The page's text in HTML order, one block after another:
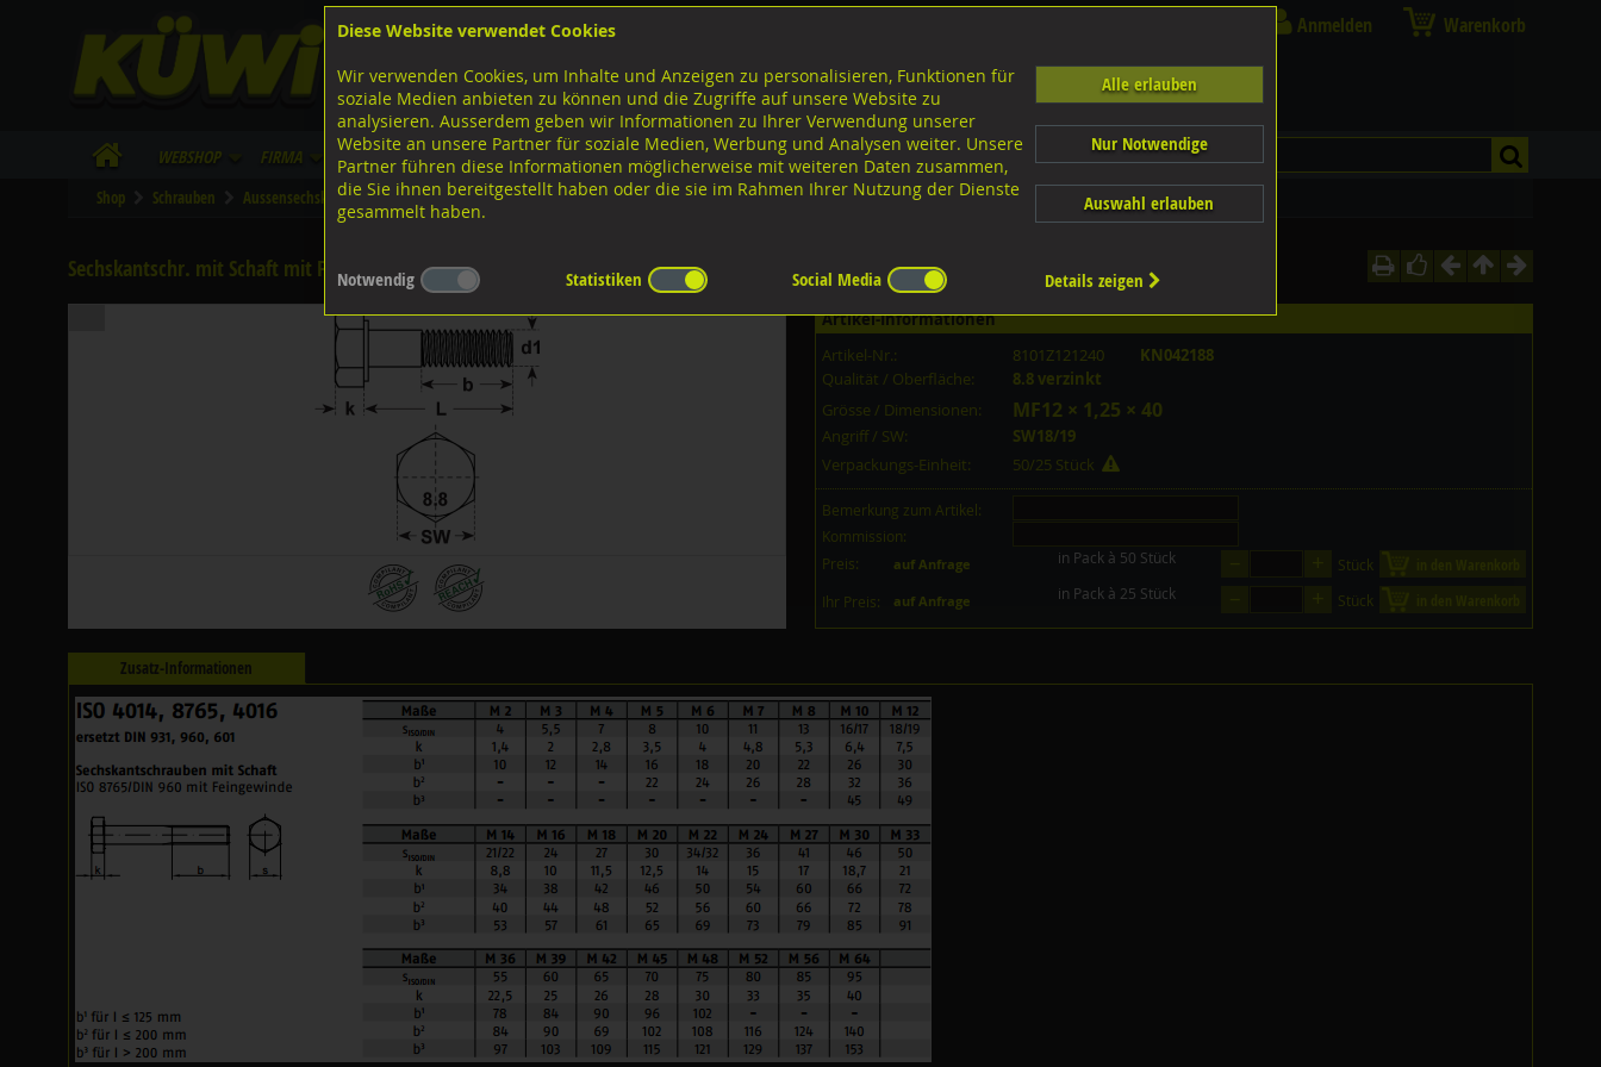
Lagerstrasse 8
Tel. 043 455 20 30
FB
IG
WebShop Firma Lieferinfo Infos/Downloads
Anmelden Warenkorb
Shop Schrauben Aussensechskant Feingewinde mit Schaft 8.8 Stahl verzinkt
Sechskantschr. mit Schaft mit Feingew., DIN960 ISO8765 8.8 verzinkt MF12x1,25x40
Artikel-Informationen
Artikel-Nr.:
8101Z121240
KN042188
Qualität / Oberfläche:
8.8 verzinkt
Grösse / Dimensionen:
MF12 × 1,25 × 40
Angriff / SW:
SW18/19
Verpackungs-Einheit:
50/25 Stück
Bemerkung zum Artikel:
Kommission:
Preis:
auf Anfrage in Pack à 50 Stück Stück
Ihr Preis: auf Anfrage in Pack à 25 Stück Stück
Zusatz-Informationen
Diese Website verwendet Cookies
Wir verwenden Cookies, um Inhalte und Anzeigen zu personalisieren, Funktionen für
soziale Medien anbieten zu können und die Zugriffe auf unsere Website zu
analysieren. Ausserdem geben wir Informationen zu Ihrer Verwendung unserer
Website an unsere Partner für soziale Medien, Werbung und Analysen weiter. Unsere
Partner führen diese Informationen möglicherweise mit weiteren Daten zusammen,
die Sie ihnen bereitgestellt haben oder die sie im Rahmen Ihrer Nutzung der Dienste
gesammelt haben.
Alle erlauben
Nur Notwendige
Auswahl erlauben
Notwendig Statistiken Social Media Details zeigen